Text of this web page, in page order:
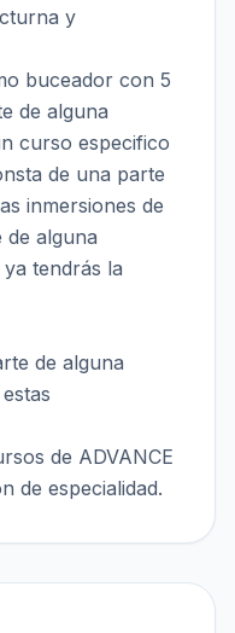
y
buceador con 5
de alguna
curso especifico
de una parte
inmersiones de
de alguna
tendrás la
de alguna
de ADVANCE
de especialidad.